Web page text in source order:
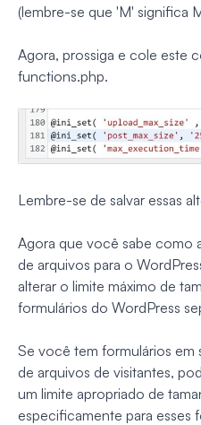
(lembre-se que 'M' significa
Agora, prossiga e cole este
functions.php.
Lembre-se de salvar essas
Agora que você sabe como
de arquivos para o
alterar o limite máximo de
formulários do WordPress
Se você tem formulários em
de arquivos de visitantes,
um limite apropriado de
especificamente para esses